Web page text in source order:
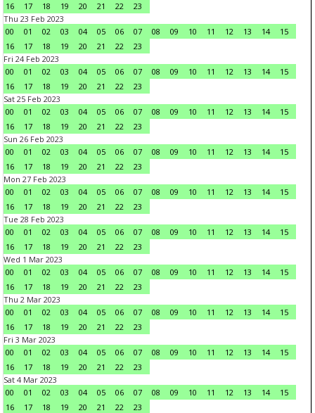
16
17 18 19 20 21 22
23
Thu 23 Feb 2023
00
01 02 03 04 05 06 07 08 09 10 11 12 13 14
15
16
17 18 19 20 21 22
23
Fri 24 Feb 2023
00
01 02 03 04 05 06 07 08 09 10 11 12 13 14
15
16
17 18 19 20 21 22
23
Sat 25 Feb 2023
00
01 02 03 04 05 06 07 08 09 10 11 12 13 14
15
16
17 18 19 20 21 22
23
Sun 26 Feb 2023
00
01 02 03 04 05 06 07 08 09 10 11 12 13 14
15
16
17 18 19 20 21 22
23
Mon 27 Feb 2023
00
01 02 03 04 05 06 07 08 09 10 11 12 13 14
15
16
17 18 19 20 21 22
23
Tue 28 Feb 2023
00
01 02 03 04 05 06 07 08 09 10 11 12 13 14
15
16
17 18 19 20 21 22
23
Wed 1 Mar 2023
00
01 02 03 04 05 06 07 08 09 10 11 12 13 14
15
16
17 18 19 20 21 22
23
Thu 2 Mar 2023
00
01 02 03 04 05 06 07 08 09 10 11 12 13 14
15
16
17 18 19 20 21 22
23
Fri 3 Mar 2023
00
01 02 03 04 05 06 07 08 09 10 11 12 13 14
15
16
17 18 19 20 21 22
23
Sat 4 Mar 2023
00
01 02 03 04 05 06 07 08 09 10 11 12 13 14
15
16
17 18 19 20 21 22
23